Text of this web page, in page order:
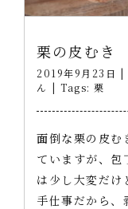
栗の皮むき
2019年9月23日 |
ん | Tags: 栗
面倒な栗の皮む
ていますが、包
は少し大変だけ
手仕事だから、